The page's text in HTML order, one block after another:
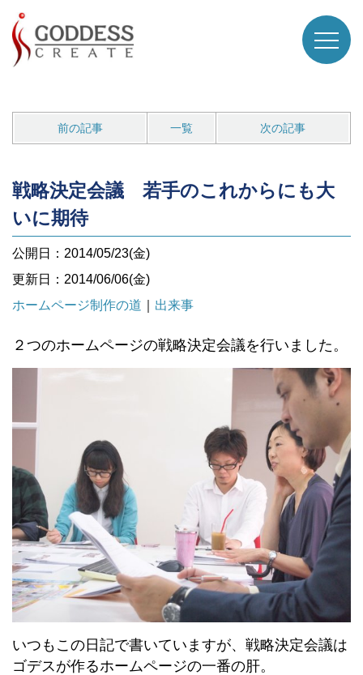
前の記事 一覧 次の記事
戦略決定会議 若手のこれからにも大
いに期待
公開日：2014/05/23(金)
更新日：2014/06/06(金)
ホームページ制作の道
出来事
２つのホームページの戦略決定会議を行いました。
いつもこの日記で書いていますが、戦略決定会議は
ゴデスが作るホームページの一番の肝。